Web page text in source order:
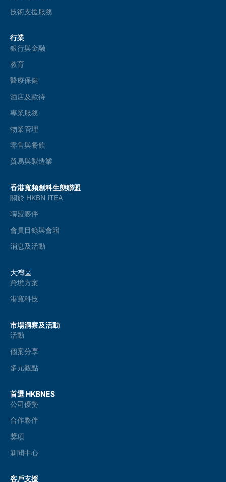
技術支援服務
行業
銀行與金融
教育
醫療保健
酒店及款待
專業服務
物業管理
零售與餐飲
貿易與製造業
香港寬頻創科生態聯盟
關於 HKBN iTEA
聯盟夥伴
會員目錄與會籍
消息及活動
大灣區
跨境方案
港寬科技
市場洞察及活動
活動
個案分享
多元觀點
首選 HKBNES
公司優勢
合作夥伴
獎項
新聞中心
客戶支援